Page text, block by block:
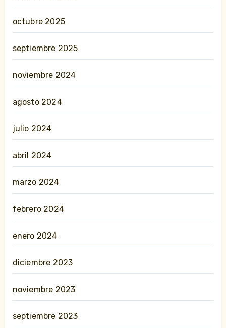
octubre 2025
septiembre 2025
noviembre 2024
agosto 2024
julio 2024
abril 2024
marzo 2024
febrero 2024
enero 2024
diciembre 2023
noviembre 2023
septiembre 2023